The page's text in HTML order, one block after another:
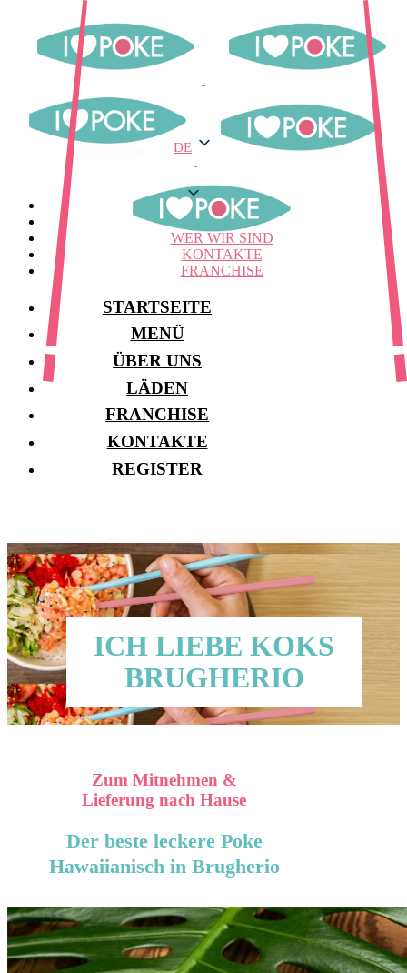
DE
MENÜ
LAGER
WER WIR SIND
KONTAKTE
FRANCHISE
STARTSEITE
MENÜ
ÜBER UNS
LÄDEN
FRANCHISE
KONTAKTE
REGISTER
ICH LIEBE KOKS
BRUGHERIO
Zum Mitnehmen &
Lieferung nach Hause
Der beste leckere Poke
Hawaiianisch in Brugherio